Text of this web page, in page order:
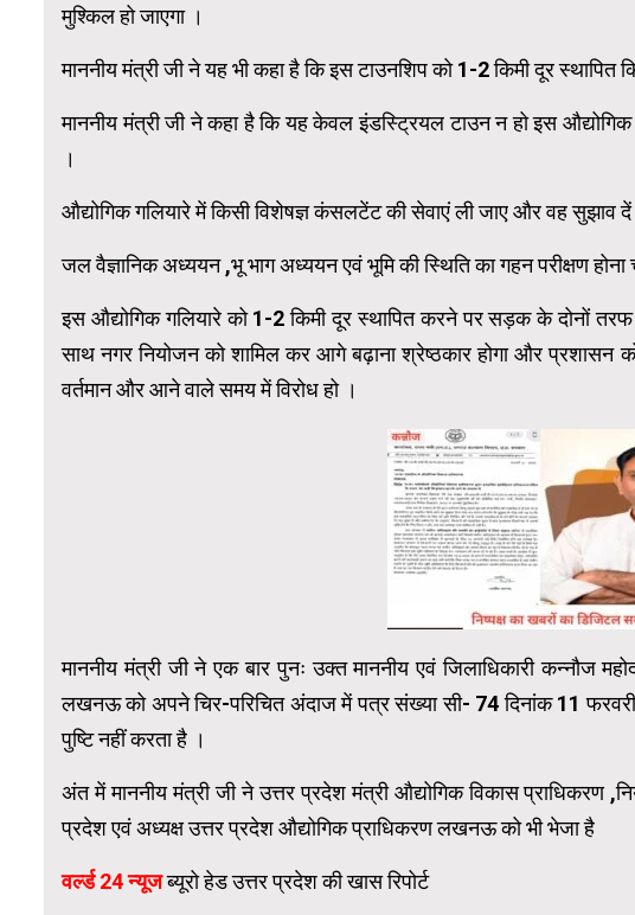
मुश्किल हो जाएगा ।
माननीय मंत्री जी ने यह भी कहा है कि इस टाउनशिप को 1-2 किमी दूर स्थापित
माननीय मंत्री जी ने कहा है कि यह केवल इंडस्ट्रियल टाउन न हो इस
।
औद्योगिक गलियारे में किसी विशेषज्ञ कंसलटेंट की सेवाएं ली जाए और वह
जल वैज्ञानिक अध्ययन ,भू भाग अध्ययन एवं भूमि की स्थिति का गहन परीक्षण होना
इस औद्योगिक गलियारे को 1-2 किमी दूर स्थापित करने पर सड़क के दोनों तरफ
साथ नगर नियोजन को शामिल कर आगे बढ़ाना श्रेष्ठकार होगा और प्रशासन
वर्तमान और आने वाले समय में विरोध हो ।
माननीय मंत्री जी ने एक बार पुनः उक्त माननीय एवं जिलाधिकारी कन्नौज
लखनऊ को अपने चिर-परिचित अंदाज में पत्र संख्या सी- 74 दिनांक 11
पुष्टि नहीं करता है ।
अंत में माननीय मंत्री जी ने उत्तर प्रदेश मंत्री औद्योगिक विकास प्राधिकरण
प्रदेश एवं अध्यक्ष उत्तर प्रदेश औद्योगिक प्राधिकरण लखनऊ को भी भेजा है
वर्ल्ड 24 न्यूजब्यूरो हेड उत्तर प्रदेश की खास रिपोर्ट